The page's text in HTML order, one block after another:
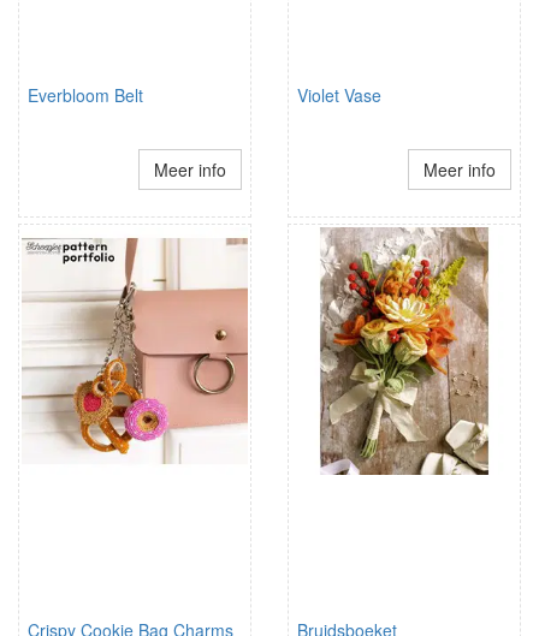
Everbloom Belt
Meer info
Violet Vase
Meer info
Crispy Cookie Bag Charms Bruidsboeket